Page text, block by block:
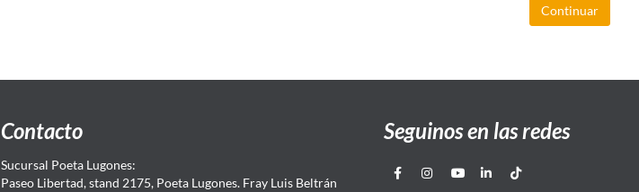
Continuar
Contacto
Sucursal Poeta Lugones:
Paseo Libertad, stand 2175, Poeta Lugones. Fray Luis Beltrán
Seguinos en las redes